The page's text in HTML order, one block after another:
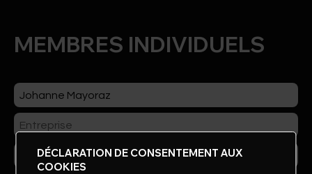
MEMBRES INDIVIDUELS
DÉCLARATION DE CONSENTEMENT AUX
COOKIES